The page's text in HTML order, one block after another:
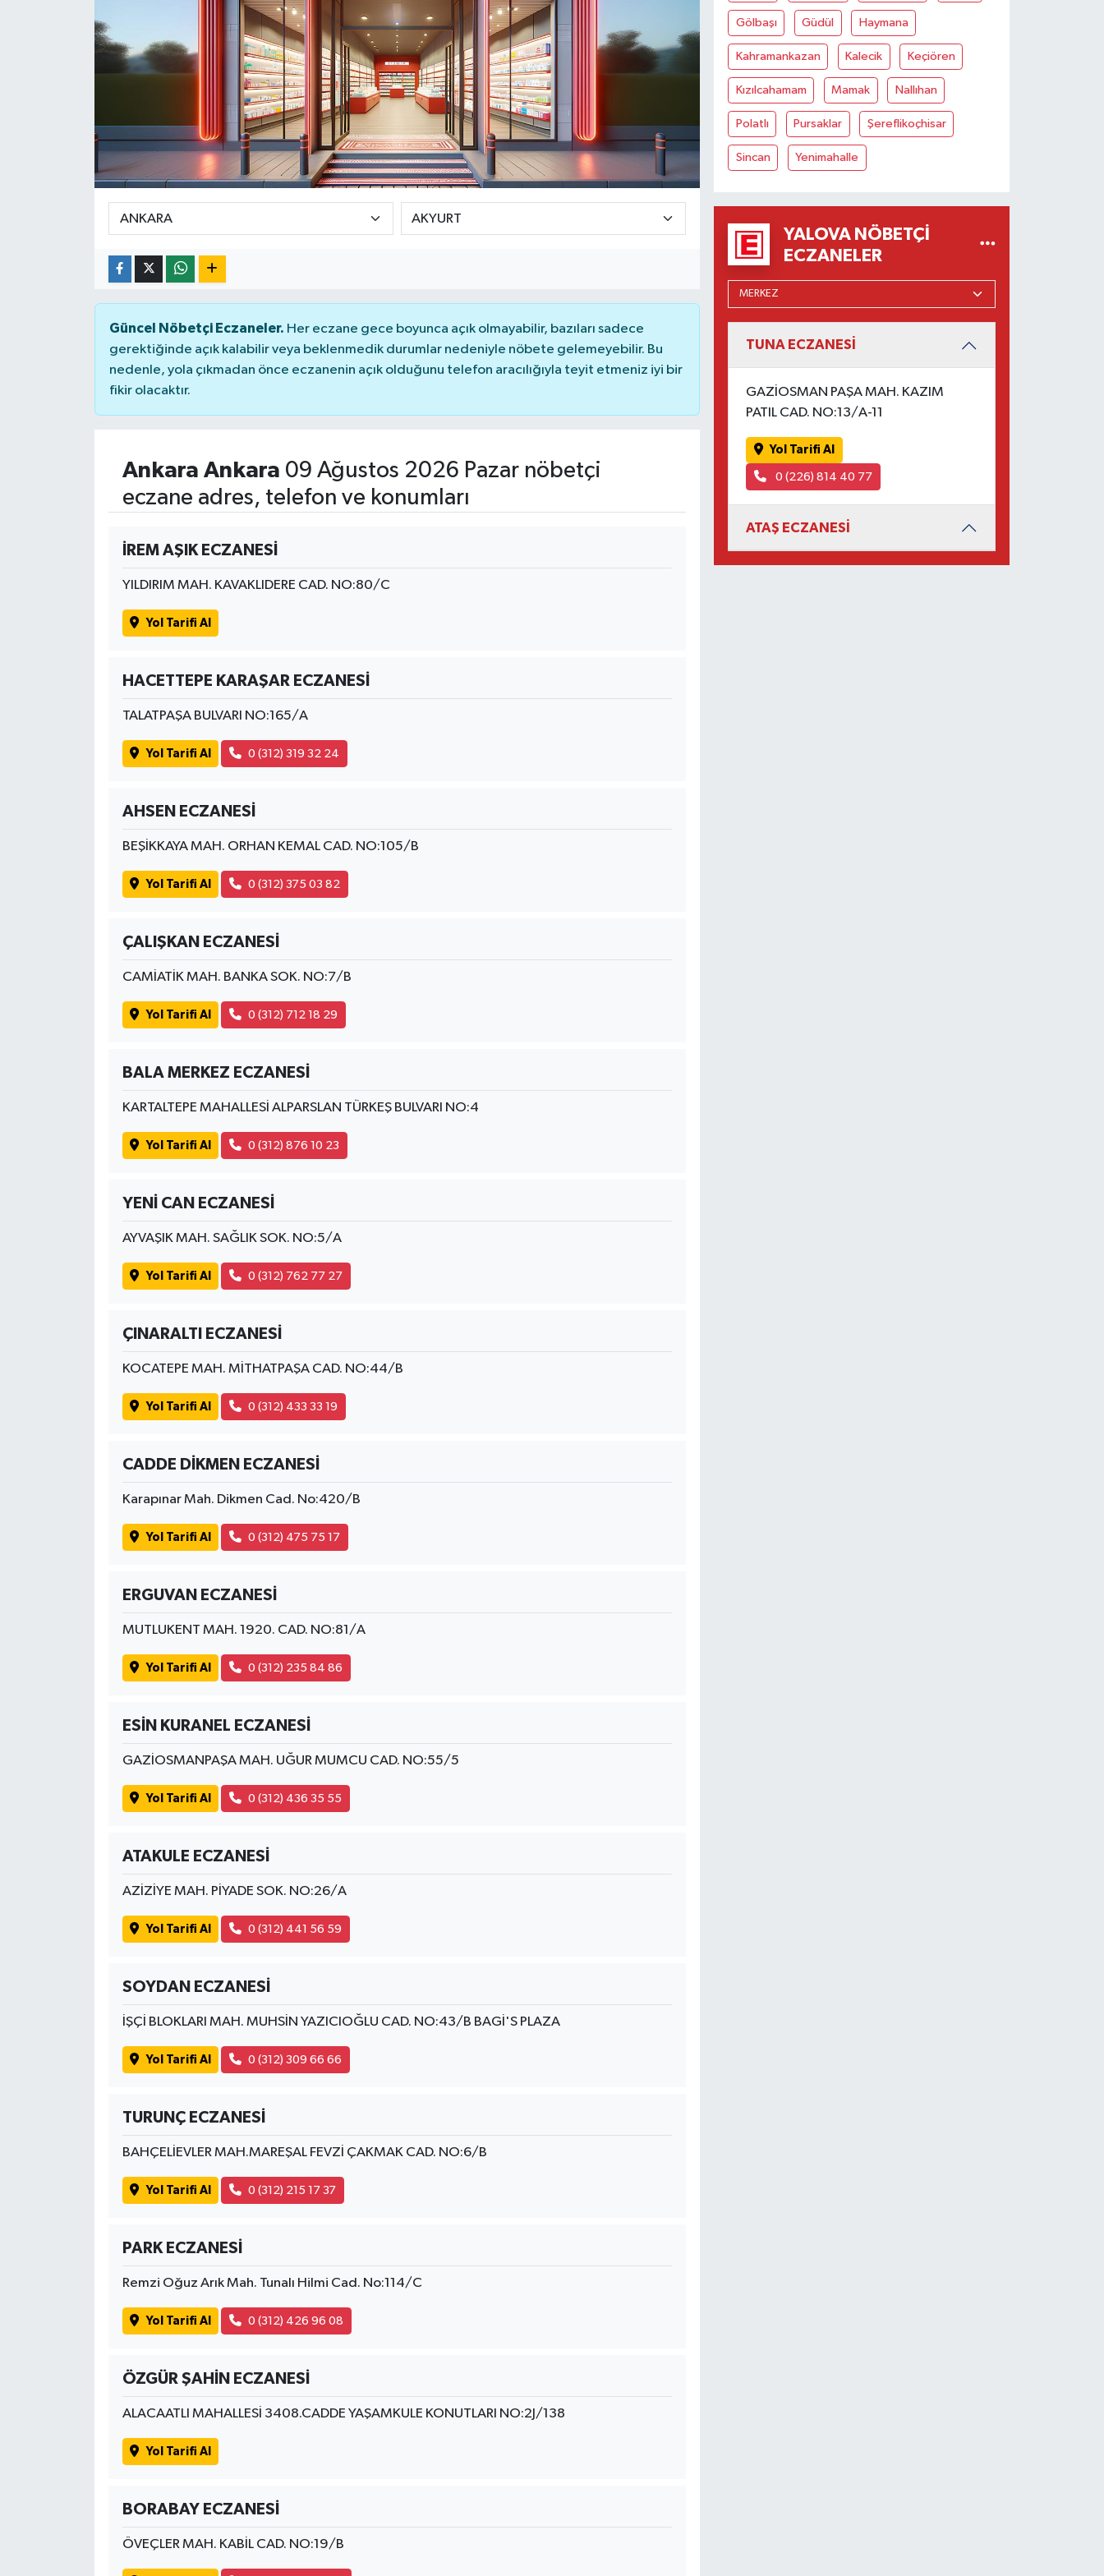
Güncel Nöbetçi Eczaneler. Her eczane gece boyunca açık olmayabilir, bazıları sadece
gerektiğinde açık kalabilir veya beklenmedik durumlar nedeniyle nöbete gelemeyebilir. Bu
nedenle, yola çıkmadan önce eczanenin açık olduğunu telefon aracılığıyla teyit etmeniz iyi bir
fikir olacaktır.
Ankara Ankara 09 Ağustos 2026 Pazar nöbetçi
eczane adres, telefon ve konumları
İREM AŞIK ECZANESİ
YILDIRIM MAH. KAVAKLIDERE CAD. NO:80/C
Yol Tarifi Al
HACETTEPE KARAŞAR ECZANESİ
TALATPAŞA BULVARI NO:165/A
Yol Tarifi Al 0 (312) 319 32 24
AHSEN ECZANESİ
BEŞİKKAYA MAH. ORHAN KEMAL CAD. NO:105/B
Yol Tarifi Al 0 (312) 375 03 82
ÇALIŞKAN ECZANESİ
CAMİATİK MAH. BANKA SOK. NO:7/B
Yol Tarifi Al 0 (312) 712 18 29
BALA MERKEZ ECZANESİ
KARTALTEPE MAHALLESİ ALPARSLAN TÜRKEŞ BULVARI NO:4
Yol Tarifi Al 0 (312) 876 10 23
YENİ CAN ECZANESİ
AYVAŞIK MAH. SAĞLIK SOK. NO:5/A
Yol Tarifi Al 0 (312) 762 77 27
ÇINARALTI ECZANESİ
KOCATEPE MAH. MİTHATPAŞA CAD. NO:44/B
Yol Tarifi Al 0 (312) 433 33 19
CADDE DİKMEN ECZANESİ
Karapınar Mah. Dikmen Cad. No:420/B
Yol Tarifi Al 0 (312) 475 75 17
ERGUVAN ECZANESİ
MUTLUKENT MAH. 1920. CAD. NO:81/A
Yol Tarifi Al 0 (312) 235 84 86
ESİN KURANEL ECZANESİ
GAZİOSMANPAŞA MAH. UĞUR MUMCU CAD. NO:55/5
Yol Tarifi Al 0 (312) 436 35 55
ATAKULE ECZANESİ
AZİZİYE MAH. PİYADE SOK. NO:26/A
Yol Tarifi Al 0 (312) 441 56 59
SOYDAN ECZANESİ
İŞÇİ BLOKLARI MAH. MUHSİN YAZICIOĞLU CAD. NO:43/B BAGİ'S PLAZA
Yol Tarifi Al 0 (312) 309 66 66
TURUNÇ ECZANESİ
BAHÇELİEVLER MAH.MAREŞAL FEVZİ ÇAKMAK CAD. NO:6/B
Yol Tarifi Al 0 (312) 215 17 37
PARK ECZANESİ
Remzi Oğuz Arık Mah. Tunalı Hilmi Cad. No:114/C
Yol Tarifi Al 0 (312) 426 96 08
ÖZGÜR ŞAHİN ECZANESİ
ALACAATLI MAHALLESİ 3408.CADDE YAŞAMKULE KONUTLARI NO:2J/138
Yol Tarifi Al
BORABAY ECZANESİ
ÖVEÇLER MAH. KABİL CAD. NO:19/B
Gölbaşı Güdül Haymana
Kahramankazan Kalecik Keçiören
Kızılcahamam Mamak Nallıhan
Polatlı Pursaklar Şereflikoçhisar
Sincan Yenimahalle
YALOVA NÖBETÇI
ECZANELER
TUNA ECZANESİ
GAZİOSMAN PAŞA MAH. KAZIM
PATIL CAD. NO:13/A-11
Yol Tarifi Al
0 (226) 814 40 77
ATAŞ ECZANESİ
RESMİ İLAN